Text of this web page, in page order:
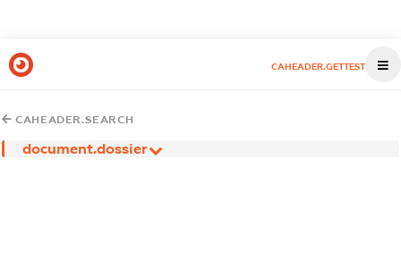
CAHEADER.GETTEST
CAHEADER.SEARCH
document.dossier